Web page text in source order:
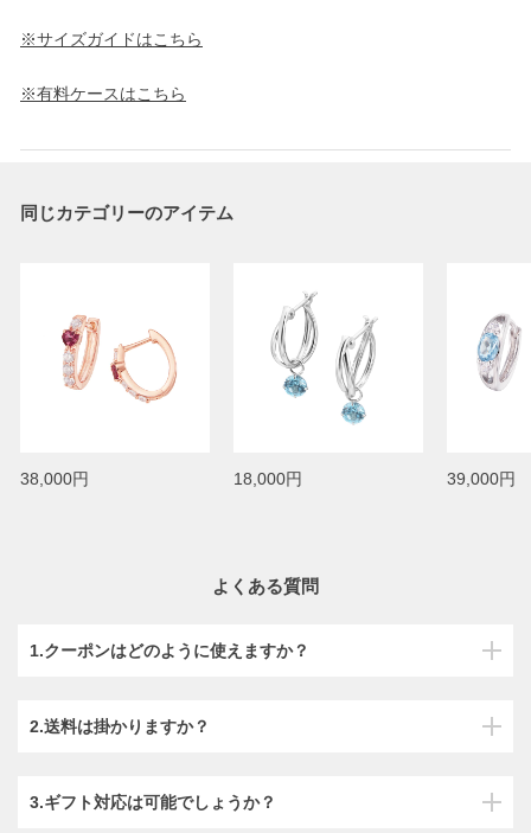
※サイズガイドはこちら
※有料ケースはこちら
同じカテゴリーのアイテム
38,000円 18,000円 39,000円
よくある質問
1.クーポンはどのように使えますか？
2.送料は掛かりますか？
3.ギフト対応は可能でしょうか？